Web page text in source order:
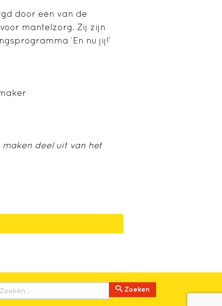
door een van de
mantelzorg. Zij zijn
‘En nu jij!’
deel uit van het
Zoeken